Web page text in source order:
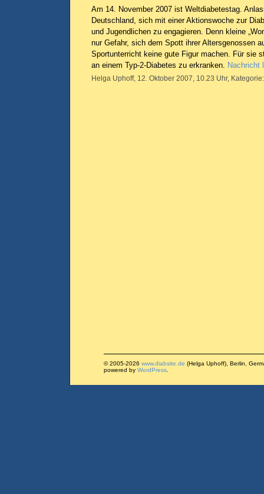
Am 14. November 2007 ist Weltdiabetestag.
Deutschland, sich mit einer Aktionswoche zur
und Jugendlichen zu engagieren. Denn kleine
nur Gefahr, sich dem Spott ihrer Altersgenossen
Sportunterricht keine gute Figur machen. Für sie
an einem Typ-2-Diabetes zu erkranken. Nachricht
Helga Uphoff, 12. Oktober 2007, 10.23 Uhr,
© 2005-2026 www.diabsite.de (Helga Uphoff), Berlin,
powered by WordPress.